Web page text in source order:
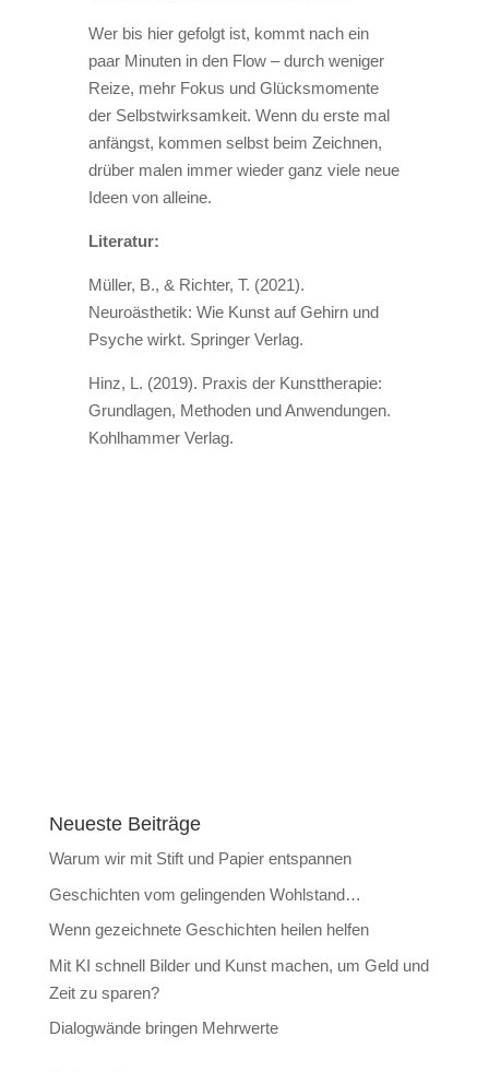
Wer bis hier gefolgt ist, kommt nach ein
paar Minuten in den Flow – durch weniger
Reize, mehr Fokus und Glücksmomente
der Selbstwirksamkeit. Wenn du erste mal
anfängst, kommen selbst beim Zeichnen,
drüber malen immer wieder ganz viele neue
Ideen von alleine.
Literatur:
Müller, B., & Richter, T. (2021).
Neuroästhetik: Wie Kunst auf Gehirn und
Psyche wirkt. Springer Verlag.
Hinz, L. (2019). Praxis der Kunsttherapie:
Grundlagen, Methoden und Anwendungen.
Kohlhammer Verlag.
Neueste Beiträge
Warum wir mit Stift und Papier entspannen
Geschichten vom gelingenden Wohlstand…
Wenn gezeichnete Geschichten heilen helfen
Mit KI schnell Bilder und Kunst machen, um Geld und
Zeit zu sparen?
Dialogwände bringen Mehrwerte